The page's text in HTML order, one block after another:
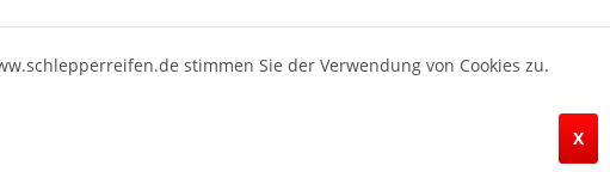
stimmen Sie der Verwendung von Cookies zu.
X